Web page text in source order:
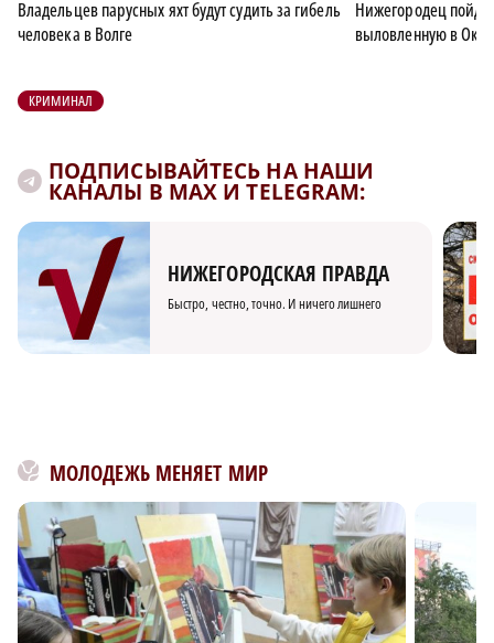
Владельцев парусных яхт будут судить за гибель
человека в Волге
Нижегородец
выловленную в Оке
КРИМИНАЛ
ПОДПИСЫВАЙТЕСЬ НА НАШИ
КАНАЛЫ В MAX И TELEGRAM:
НИЖЕГОРОДСКАЯ ПРАВДА
Быстро, честно, точно. И ничего лишнего
МОЛОДЕЖЬ МЕНЯЕТ МИР